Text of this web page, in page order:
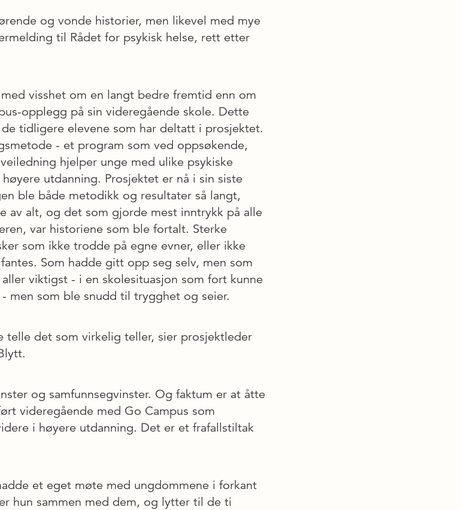
og vonde historier, men likevel med mye
til Rådet for psykisk helse, rett etter
visshet om en langt bedre fremtid enn om
opplegg på sin videregående skole. Dette
tidligere elevene som har deltatt i prosjektet.
- et program som ved oppsøkende,
hjelper unge med ulike psykiske
utdanning. Prosjektet er nå i sin siste
ble både metodikk og resultater så langt,
av alt, og det som gjorde mest inntrykk på alle
var historiene som ble fortalt. Sterke
som ikke trodde på egne evner, eller ikke
Som hadde gitt opp seg selv, men som
viktigst - i en skolesituasjon som fort kunne
men som ble snudd til trygghet og seier.
telle det som virkelig teller, sier prosjektleder
og samfunnsegvinster. Og faktum er at åtte
videregående med Go Campus som
i høyere utdanning. Det er et frafallstiltak
et eget møte med ungdommene i forkant
hun sammen med dem, og lytter til de ti